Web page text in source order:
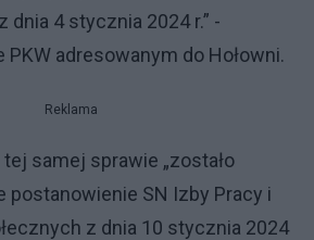
4 stycznia 2024 r.” -
adresowanym do Hołowni.
Reklama
tej samej sprawie „zostało
postanowienie SN Izby Pracy i
z dnia 10 stycznia 2024